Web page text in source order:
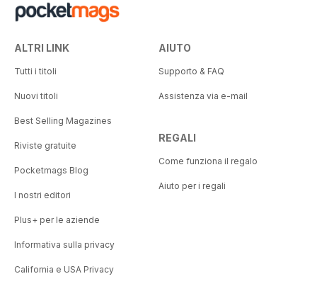
ALTRI LINK
Tutti i titoli
Nuovi titoli
Best Selling Magazines
Riviste gratuite
Pocketmags Blog
I nostri editori
Plus+ per le aziende
Informativa sulla privacy
California e USA Privacy
AIUTO
Supporto & FAQ
Assistenza via e-mail
REGALI
Come funziona il regalo
Aiuto per i regali